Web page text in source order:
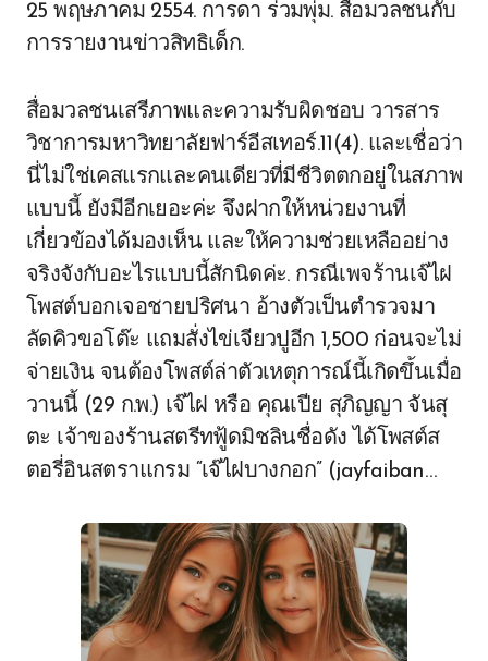
25 พฤษภาคม 2554. การดา ร่วมพุ่ม. สื่อมวลชนกับ
การรายงานข่าวสิทธิเด็ก.
สื่อมวลชนเสรีภาพและความรับผิดชอบ วารสาร
วิชาการมหาวิทยาลัยฟาร์อีสเทอร์.11(4). และเชื่อว่า
นี่ไม่ใช่เคสแรกและคนเดียวที่มีชีวิตตกอยู่ในสภาพ
แบบนี้ ยังมีอีกเยอะค่ะ จึงฝากให้หน่วยงานที่
เกี่ยวข้องได้มองเห็น และให้ความช่วยเหลืออย่าง
จริงจังกับอะไรแบบนี้สักนิดค่ะ. กรณีเพจร้านเจ๊ไฝ
โพสต์บอกเจอชายปริศนา อ้างตัวเป็นตำรวจมา
ลัดคิวขอโต๊ะ แถมสั่งไข่เจียวปูอีก 1,500 ก่อนจะไม่
จ่ายเงิน จนต้องโพสต์ล่าตัวเหตุการณ์นี้เกิดขึ้นเมื่อ
วานนี้ (29 ก.พ.) เจ๊ไฝ หรือ คุณเปีย สุภิญญา จันสุ
ตะ เจ้าของร้านสตรีทฟู้ดมิชลินชื่อดัง ได้โพสต์ส
ตอรี่อินสตราแกรม “เจ๊ไฝบางกอก” (jayfaiban…